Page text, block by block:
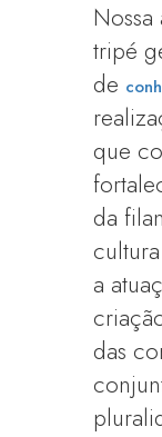
Nossa
tripé
de
que
da
a
das